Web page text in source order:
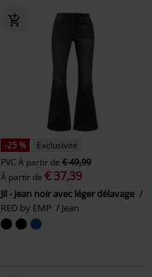
-25 %
Exclusivité
PVC À partir de € 49,99
À partir de € 37,39
Jil - Jean noir avec léger délavage
RED by EMP
Jean